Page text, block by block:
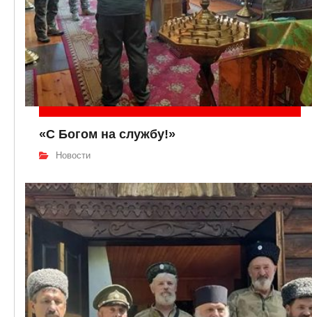
«С Богом на службу!»
Новости